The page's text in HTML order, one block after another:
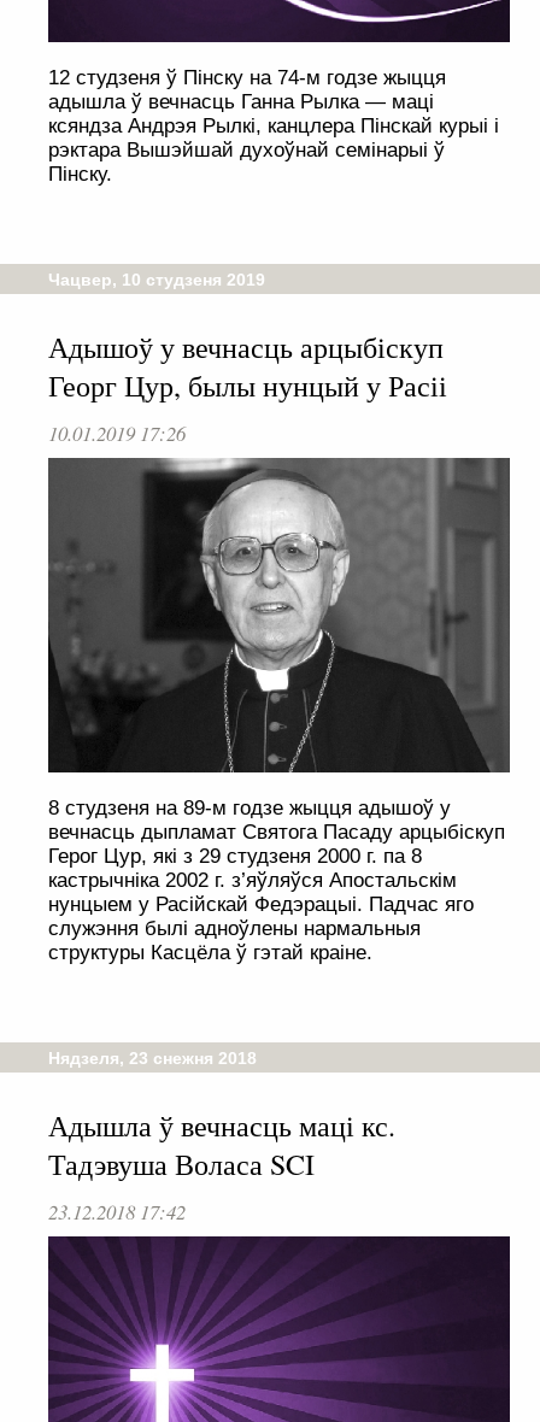
12 студзеня ў Пінску на 74-м годзе жыцця
адышла ў вечнасць Ганна Рылка — маці
ксяндза Андрэя Рылкі, канцлера Пінскай курыі і
рэктара Вышэйшай духоўнай семінарыі ў
Пінску.
Чацвер, 10 студзеня 2019
Адышоў у вечнасць арцыбіскуп
Георг Цур, былы нунцый у Расіі
10.01.2019 17:26
8 студзеня на 89-м годзе жыцця адышоў у
вечнасць дыпламат Святога Пасаду арцыбіскуп
Герог Цур, які з 29 студзеня 2000 г. па 8
кастрычніка 2002 г. з’яўляўся Апостальскім
нунцыем у Расійскай Федэрацыі. Падчас яго
служэння былі адноўлены нармальныя
структуры Касцёла ў гэтай краіне.
Нядзеля, 23 снежня 2018
Адышла ў вечнасць маці кс.
Тадэвуша Воласа SCI
23.12.2018 17:42